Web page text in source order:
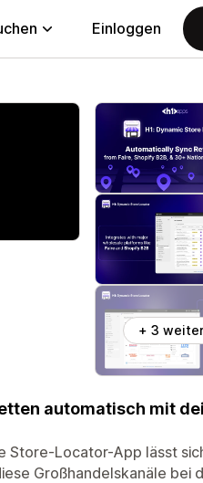
Einloggen
+ 3
automatisch mit
Store-Locator-App lässt
Großhandelskanäle bei